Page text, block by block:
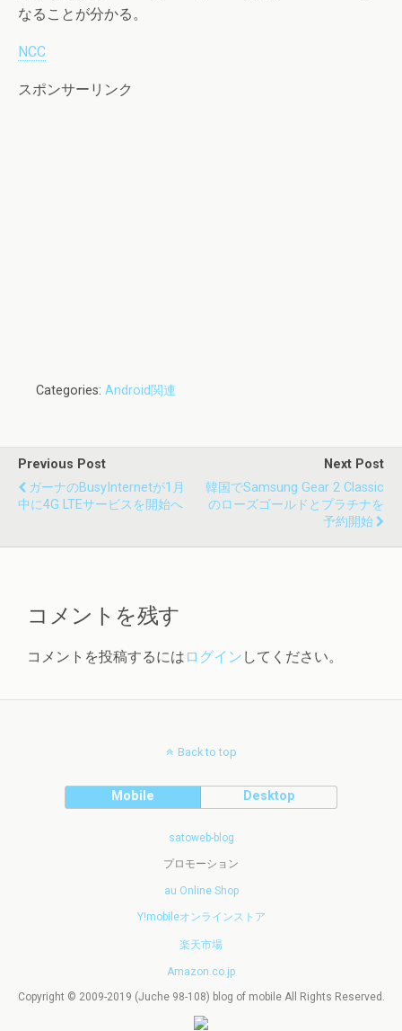
なることが分かる。
NCC
スポンサーリンク
Categories: Android関連
Previous Post
ガーナのBusyInternetが1月
中に4G LTEサービスを開始へ
Next Post
韓国でSamsung Gear 2 Classic
のローズゴールドとプラチナを
予約開始
コメントを残す
コメントを投稿するには ログイン してください。
Back to top
Mobile Desktop
satoweb-blog
プロモーション
au Online Shop
Y!mobileオンラインストア
楽天市場
Amazon.co.jp
Copyright © 2009-2019 (Juche 98-108) blog of mobile All Rights Reserved.